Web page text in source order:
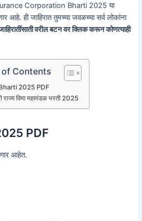
Corporation Bharti 2025 या
आहे. ही जाहिरात तुमच्या जवळच्या सर्व लोकांना
वरील बटन वर क्लिक करून कोणत्याही
of Contents
2025 PDF
राज्य विमा महामंडळ भरती 2025
PDF
आहेत.